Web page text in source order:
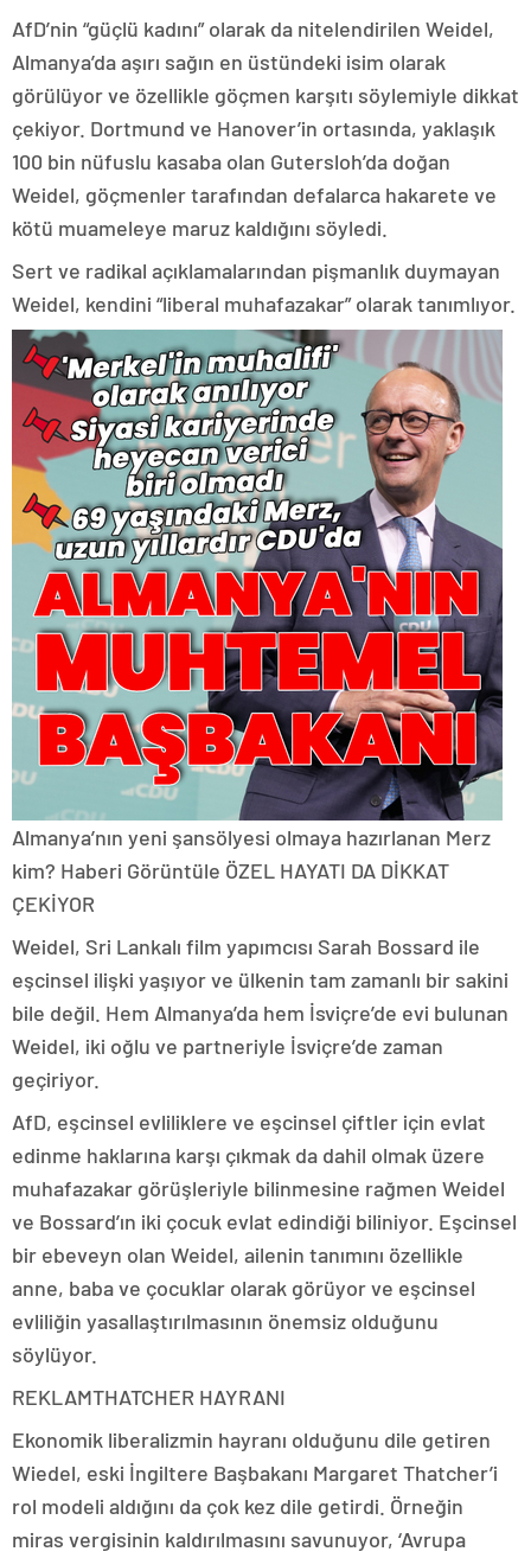
AfD’nin “güçlü kadını” olarak da nitelendirilen Weidel,
Almanya’da aşırı sağın en üstündeki isim olarak
görülüyor ve özellikle göçmen karşıtı söylemiyle dikkat
çekiyor. Dortmund ve Hanover’in ortasında, yaklaşık
100 bin nüfuslu kasaba olan Gutersloh’da doğan
Weidel, göçmenler tarafından defalarca hakarete ve
kötü muameleye maruz kaldığını söyledi.
Sert ve radikal açıklamalarından pişmanlık duymayan
Weidel, kendini “liberal muhafazakar” olarak tanımlıyor.
Almanya’nın yeni şansölyesi olmaya hazırlanan Merz
kim? Haberi Görüntüle ÖZEL HAYATI DA DİKKAT
ÇEKİYOR
Weidel, Sri Lankalı film yapımcısı Sarah Bossard ile
eşcinsel ilişki yaşıyor ve ülkenin tam zamanlı bir sakini
bile değil. Hem Almanya’da hem İsviçre’de evi bulunan
Weidel, iki oğlu ve partneriyle İsviçre’de zaman
geçiriyor.
AfD, eşcinsel evliliklere ve eşcinsel çiftler için evlat
edinme haklarına karşı çıkmak da dahil olmak üzere
muhafazakar görüşleriyle bilinmesine rağmen Weidel
ve Bossard’ın iki çocuk evlat edindiği biliniyor. Eşcinsel
bir ebeveyn olan Weidel, ailenin tanımını özellikle
anne, baba ve çocuklar olarak görüyor ve eşcinsel
evliliğin yasallaştırılmasının önemsiz olduğunu
söylüyor.
REKLAMTHATCHER HAYRANI
Ekonomik liberalizmin hayranı olduğunu dile getiren
Wiedel, eski İngiltere Başbakanı Margaret Thatcher’i
rol modeli aldığını da çok kez dile getirdi. Örneğin
miras vergisinin kaldırılmasını savunuyor, ‘Avrupa